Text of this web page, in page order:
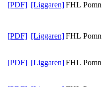
[PDF] [Liggaren]FHL Pomn
[PDF] [Liggaren]FHL Pomn
[PDF] [Liggaren]FHL Pomn